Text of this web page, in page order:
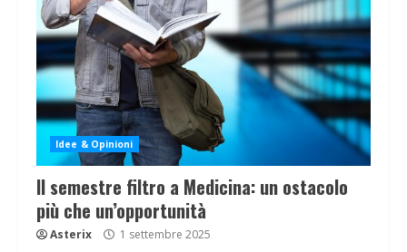
Idee & Opinioni
Il semestre filtro a Medicina: un ostacolo
più che un’opportunità
Asterix 1 settembre 2025